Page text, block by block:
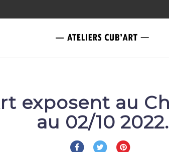
exposent au
au 02/10 2022.